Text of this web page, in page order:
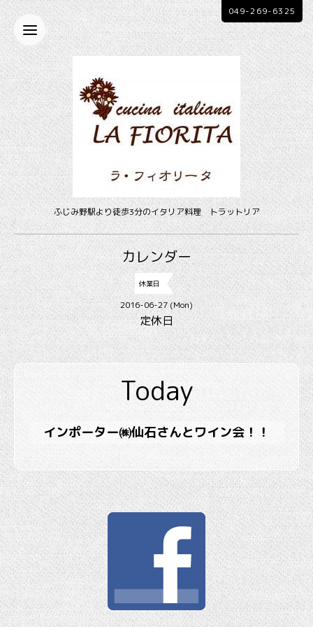
ふじみ野駅より徒歩3分のイタリア料理 トラットリア
049-269-6325
カレンダー
休業日
2016-06-27 (Mon)
定休日
Today
インポーター㈱仙石さんとワイン会！！